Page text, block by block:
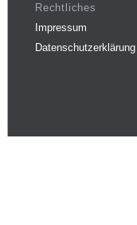
Rechtliches
Impressum
Datenschutzerklärung